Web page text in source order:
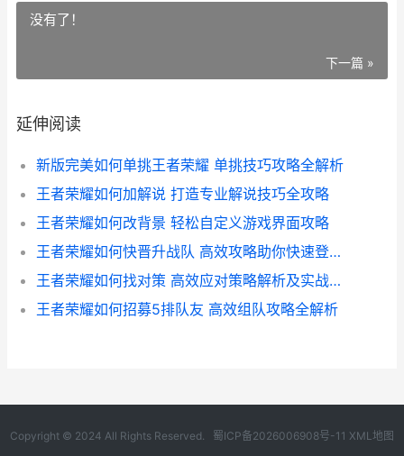
没有了！
下一篇 »
延伸阅读
新版完美如何单挑王者荣耀 单挑技巧攻略全解析
王者荣耀如何加解说 打造专业解说技巧全攻略
王者荣耀如何改背景 轻松自定义游戏界面攻略
王者荣耀如何快晋升战队 高效攻略助你快速登顶战队巅峰
王者荣耀如何找对策 高效应对策略解析及实战技巧分享
王者荣耀如何招募5排队友 高效组队攻略全解析
Copyright © 2024 All Rights Reserved. 蜀ICP备2026006908号-11 XML地图